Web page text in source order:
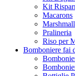
Kit
Macarons
Pralineria
Riso per
Bomboniere fai